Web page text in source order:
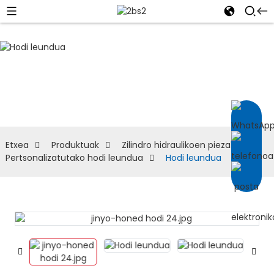
Etxea Produktuak
Zilindro hidraulikoen piezak
Pertsonalizatutako hodi leundua
Hodi leundua